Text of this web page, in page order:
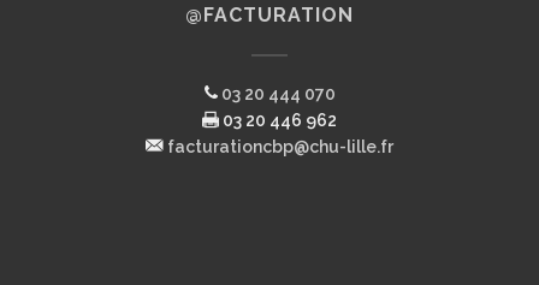
@FACTURATION
03 20 444 070
03 20 446 962
facturationcbp@chu-lille.fr